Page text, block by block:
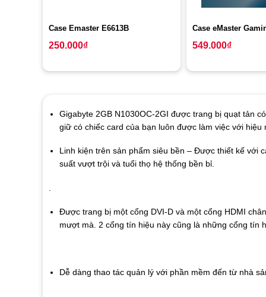
Case Emaster E6613B
250.000₫
Case eMaster
549.000₫
Gigabyte 2GB N1030OC-2GI được trang bị quạt tản
giữ có chiếc card của bạn luôn được làm việc với hiệu
Linh kiện trên sản phẩm siêu bền – Được thiết kế với
suất vượt trội và tuổi thọ hệ thống bền bỉ.
Được trang bị một cổng DVI-D và một cổng HDMI
mượt mà. 2 cổng tín hiệu này cũng là những cổng tín
Dễ dàng thao tác quản lý với phần mềm đến từ nhà